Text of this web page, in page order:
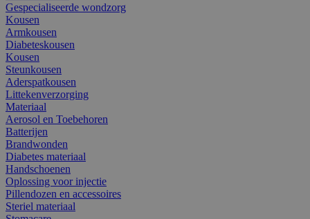
Gespecialiseerde wondzorg
Kousen
Armkousen
Diabeteskousen
Kousen
Steunkousen
Aderspatkousen
Littekenverzorging
Materiaal
Aerosol en Toebehoren
Batterijen
Brandwonden
Diabetes materiaal
Handschoenen
Oplossing voor injectie
Pillendozen en accessoires
Steriel materiaal